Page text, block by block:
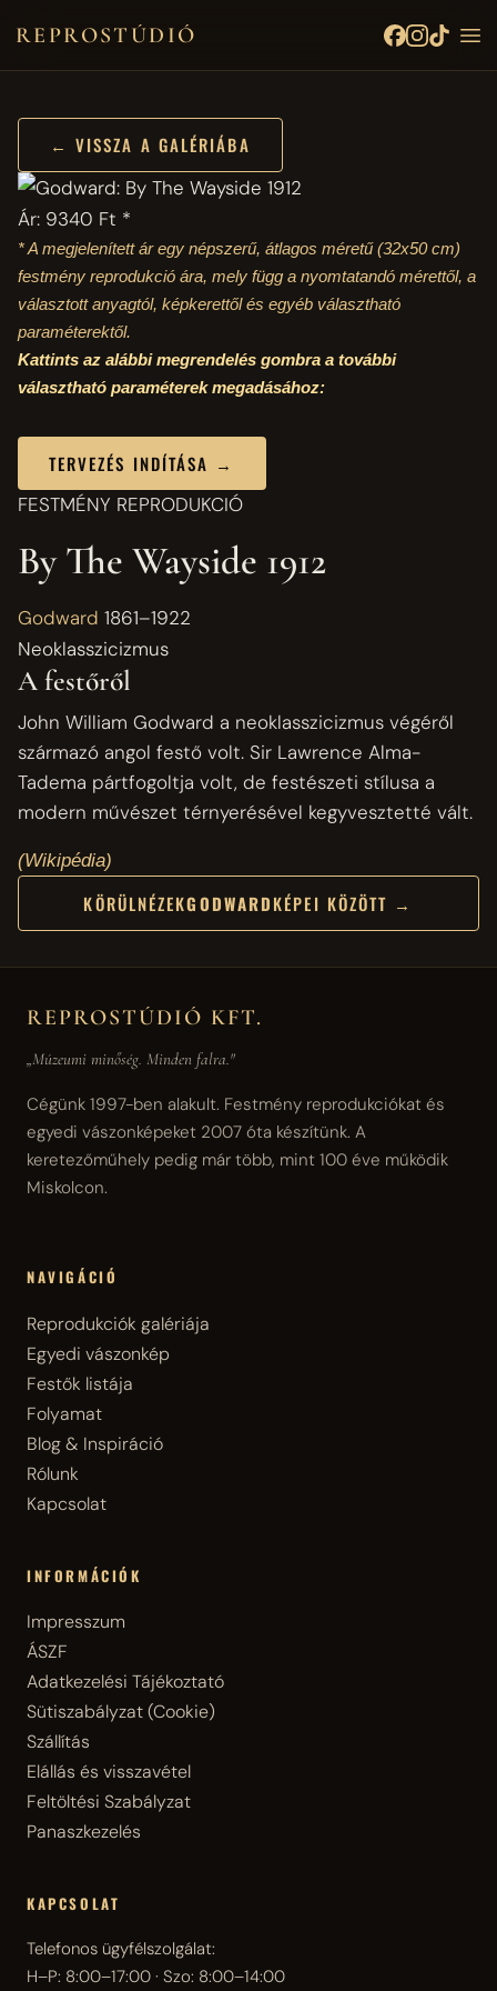
REPROSTÚDIÓ
← VISSZA A GALÉRIÁBA
Ár: 9340 Ft *
* A megjelenített ár egy népszerű, átlagos méretű(32x50 cm)
festmény reprodukció ára, mely függ a nyomtatandó mérettől, a
választott anyagtól, képkerettől és egyéb választható
paraméterektől.
Kattints az alábbi megrendelés gombra a további
választható paraméterek megadásához:
TERVEZÉS INDÍTÁSA →
FESTMÉNY REPRODUKCIÓ
By The Wayside 1912
Godward 1861–1922
Neoklasszicizmus
A festőről
John William Godward a neoklasszicizmus végéről
származó angol festő volt. Sir Lawrence Alma-
Tadema pártfogoltja volt, de festészeti stílusa a
modern művészet térnyerésével kegyvesztetté vált.
(Wikipédia)
KÖRÜLNÉZEKGODWARDKÉPEI KÖZÖTT →
REPROSTÚDIÓ KFT.
„Múzeumi minőség. Minden falra."
Cégünk 1997-ben alakult. Festmény reprodukciókat és
egyedi vászonképeket 2007 óta készítünk. A
keretezőműhely pedig már több, mint 100 éve működik
Miskolcon.
NAVIGÁCIÓ
Reprodukciók galériája
Egyedi vászonkép
Festők listája
Folyamat
Blog & Inspiráció
Rólunk
Kapcsolat
INFORMÁCIÓK
Impresszum
ÁSZF
Adatkezelési Tájékoztató
Sütiszabályzat (Cookie)
Szállítás
Elállás és visszavétel
Feltöltési Szabályzat
Panaszkezelés
KAPCSOLAT
Telefonos ügyfélszolgálat:
H–P: 8:00–17:00 · Szo: 8:00–14:00